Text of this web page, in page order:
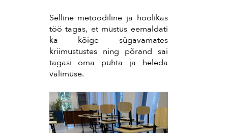
Selline metoodiline ja hoolikas
töö tagas, et mustus eemaldati
ka kõige sügavamates
kriimustustes ning põrand sai
tagasi oma puhta ja heleda
välimuse.